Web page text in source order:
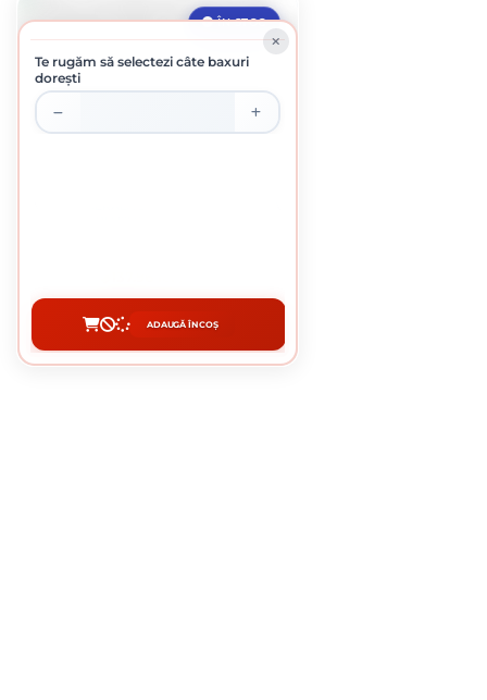
ÎN STOC
CUMPĂRĂ
Te rugăm să selectezi câte baxuri
dorești
ADAUGĂ ÎN COȘ